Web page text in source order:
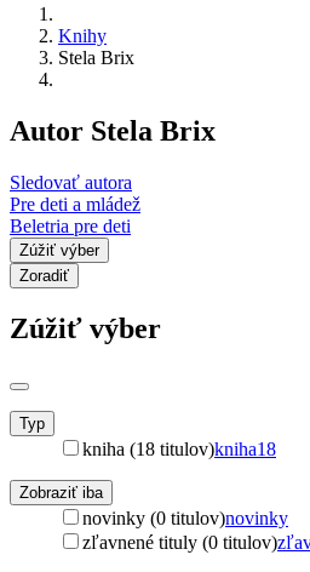
Knihy
Stela Brix
Autor Stela Brix
Sledovať autora
Pre deti a mládež
Beletria pre deti
Zúžiť výber
Zoradiť
Zúžiť výber
Typ
kniha (18 titulov)kniha18
Zobraziť iba
novinky (0 titulov)novinky
zľavnené tituly (0 titulov)